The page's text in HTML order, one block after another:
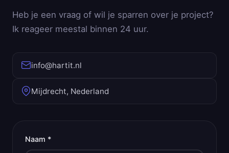
Heb je een vraag of wil je sparren over je project?
Ik reageer meestal binnen 24 uur.
info@hartit.nl
Mijdrecht, Nederland
Naam *